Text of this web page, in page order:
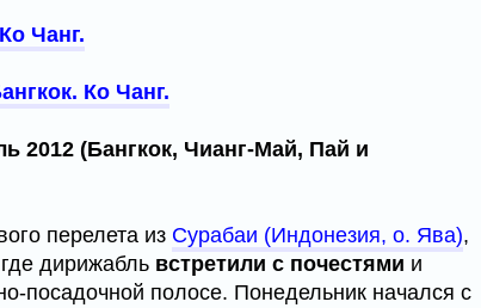
Чанг.
Ко Чанг.
2012 (Бангкок, Чианг-Май, Пай и
перелета из Сурабаи (Индонезия, о. Ява),
дирижабль встретили с почестями и
посадочной полосе. Понедельник начался с